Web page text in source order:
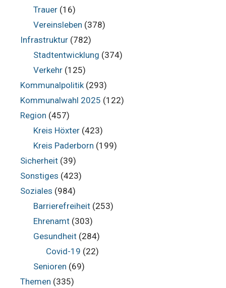
Trauer(16)
Vereinsleben (378)
Infrastruktur (782)
Stadtentwicklung (374)
Verkehr(125)
Kommunalpolitik (293)
Kommunalwahl 2025 (122)
Region (457)
Kreis Höxter(423)
Kreis Paderborn (199)
Sicherheit (39)
Sonstiges (423)
Soziales (984)
Barrierefreiheit(253)
Ehrenamt(303)
Gesundheit(284)
Covid-19 (22)
Senioren (69)
Themen (335)